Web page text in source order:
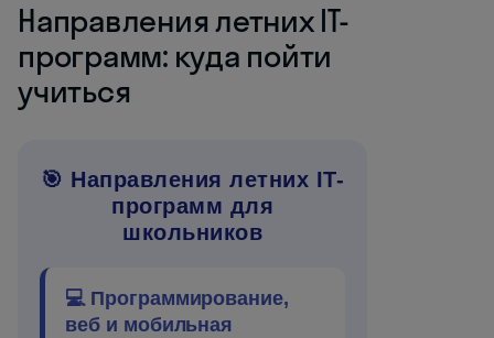
Направления летних IT-
программ: куда пойти
учиться
🎯 Направления летних IT-
программ для
школьников
💻 Программирование,
веб и мобильная